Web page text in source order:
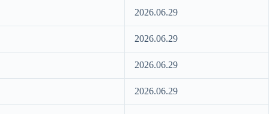
2026.06.29
2026.06.29
2026.06.29
2026.06.29